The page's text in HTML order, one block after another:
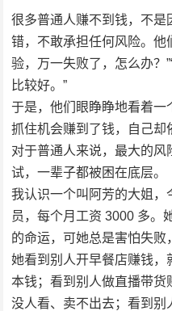
很多普通人赚不到钱，不
错，不敢承担任何风险。他
验，万一失败了，怎么办？
比较好。”
于是，他们眼睁睁地看着一
抓住机会赚到了钱，自己却
对于普通人来说，最大的
试，一辈子都被困在底层。
我认识一个叫阿芳的大姐，
员，每个月工资 3000 多。
的命运，可她总是害怕失败
她看到别人开早餐店赚钱，
本钱；看到别人做直播带货
没人看、卖不出去；看到别